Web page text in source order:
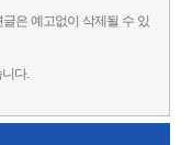
은 예고없이 삭제될 수 있
다.